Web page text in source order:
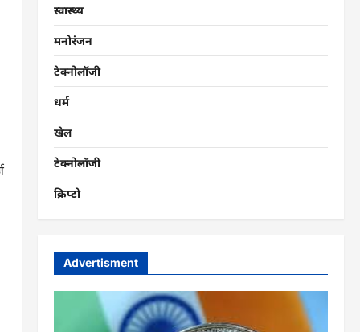
स्वास्थ्य
मनोरंजन
टेक्नोलॉजी
धर्म
खेल
टेक्नोलॉजी
क्रिप्टो
Advertisment